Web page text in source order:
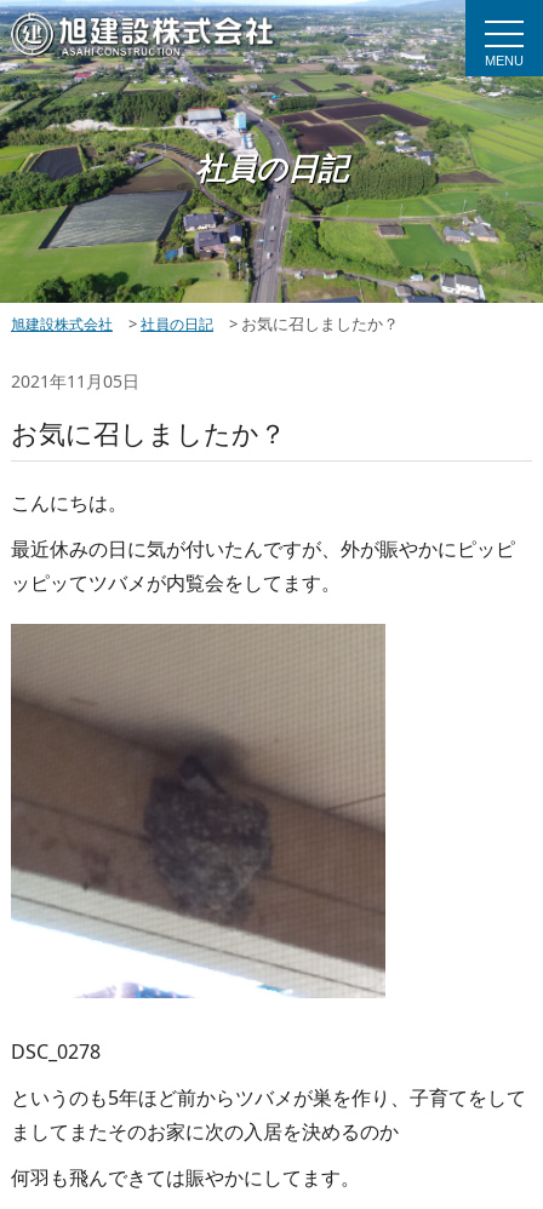
MENU
社員の日記
旭建設株式会社 > 社員の日記 > お気に召しましたか？
2021年11月05日
お気に召しましたか？
こんにちは。
最近休みの日に気が付いたんですが、外が賑やかにピッピ
ッピッてツバメが内覧会をしてます。
DSC_0278
というのも5年ほど前からツバメが巣を作り、子育てをして
ましてまたそのお家に次の入居を決めるのか
何羽も飛んできては賑やかにしてます。